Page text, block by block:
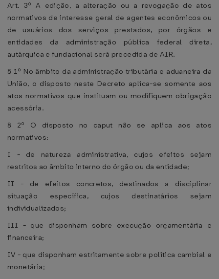
Art. 3º A edição, a alteração ou a revogação de atos
normativos de interesse geral de agentes econômicos ou
de usuários dos serviços prestados, por órgãos e
entidades da administração pública federal direta,
autárquica e fundacional será precedida de AIR.
§ 1º No âmbito da administração tributária e aduaneira da
União, o disposto neste Decreto aplica-se somente aos
atos normativos que instituam ou modifiquem obrigação
acessória.
§ 2º O disposto no caput não se aplica aos atos
normativos:
I - de natureza administrativa, cujos efeitos sejam
restritos ao âmbito interno do órgão ou da entidade;
II - de efeitos concretos, destinados a disciplinar
situação específica, cujos destinatários sejam
individualizados;
III - que disponham sobre execução orçamentária e
financeira;
IV - que disponham estritamente sobre política cambial e
monetária;